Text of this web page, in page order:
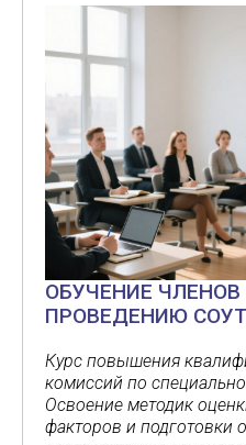
ОБУЧЕНИЕ
ПРОВЕДЕНИЮ СОУТ
Курс повышения
комиссий по
Освоение методик
факторов и подготовки